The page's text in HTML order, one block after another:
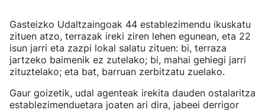
Gasteizko Udaltzaingoak 44 establezimendu ikuskatu
zituen atzo, terrazak ireki ziren lehen egunean, eta 22
isun jarri eta zazpi lokal salatu zituen: bi, terraza
jartzeko baimenik ez zutelako; bi, mahai gehiegi jarri
zituztelako; eta bat, barruan zerbitzatu zuelako.
Gaur goizetik, udal agenteak irekita dauden ostalaritza
establezimenduetara joaten ari dira, jabeei derrigor